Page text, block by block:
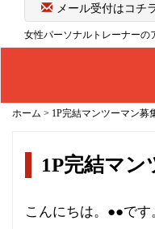
メール受付はコチ
女性パーソナルトレーナーの
ホーム > 1P完結マンツーマン募
1P完結マン
こんにちは。●●です